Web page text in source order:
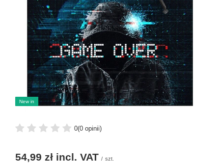
New in
0(0 opinii)
54,99 zł incl. VAT / szt.